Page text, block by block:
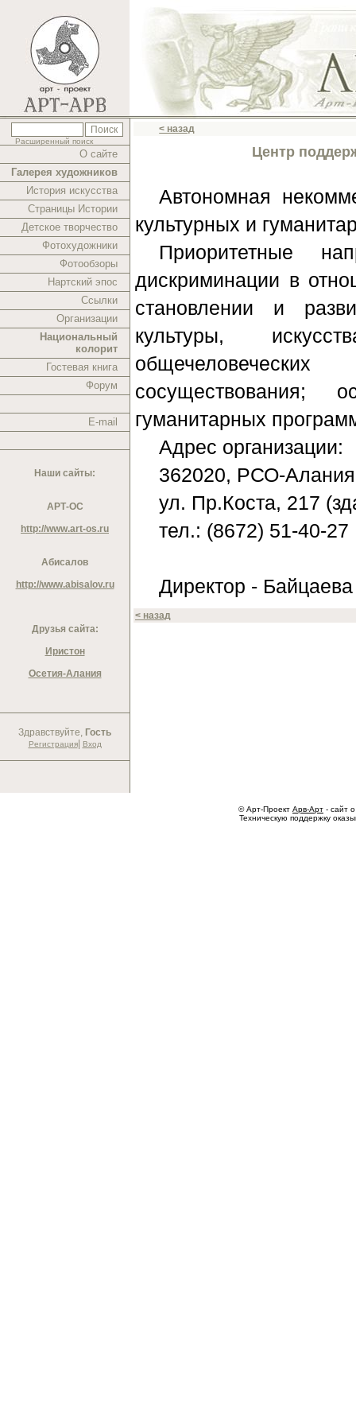
Расширенный поиск
О сайте
Галерея художников
История искусства
Страницы Истории
Детское творчество
Фотохудожники
Фотообзоры
Нартский эпос
Ссылки
Организации
Национальный
колорит
Гостевая книга
Форум
E-mail
Наши сайты:
АРТ-ОС
http://www.art-os.ru
Абисалов
http://www.abisalov.ru
Друзья сайта:
Иристон
Осетия-Алания
Здравствуйте, Гость
Регистрация| Вход
< назад
Центр
Автономная
культурных и
Приоритетные
дискриминации в
становлении и
культуры,
сосуществования;
гуманитарных
Адрес организации:
362020, РСО-
ул. Пр.Коста, 217
тел.: (8672) 51-40-27
Директор -
< назад
© Арт-Проект Арв-Арт - сайт
Техническую поддержку